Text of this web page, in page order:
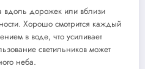
вдоль дорожек или вблизи
Хорошо смотрится каждый
в воде, что усиливает
светильников может
неба.